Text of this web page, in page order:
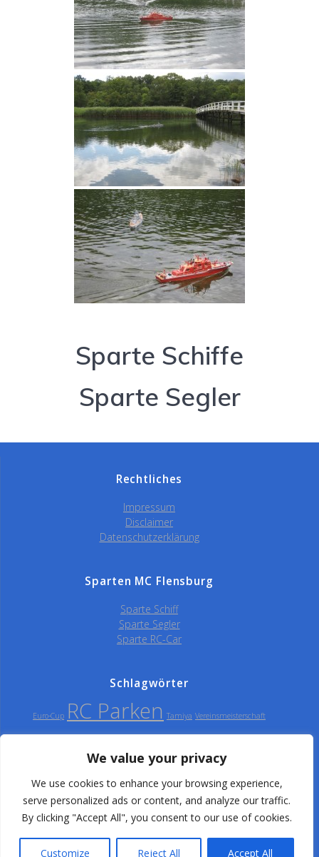
We value your privacy
We use cookies to enhance your browsing experience,
serve personalized ads or content, and analyze our traffic.
By clicking "Accept All", you consent to our use of cookies.
Customize Reject All Accept All
Sparte Schiffe
Sparte Segler
Rechtliches
Impressum
Disclaimer
Datenschutzerklärung
Sparten MC Flensburg
Sparte Schiff
Sparte Segler
Sparte RC-Car
Schlagwörter
Euro-Cup RC Parken Tamiya Vereinsmeisterschaft
Modellclub Flensburg
e.V.
© 2026 Modellclub Flensburg e.V.. Erstellt mit WordPress und